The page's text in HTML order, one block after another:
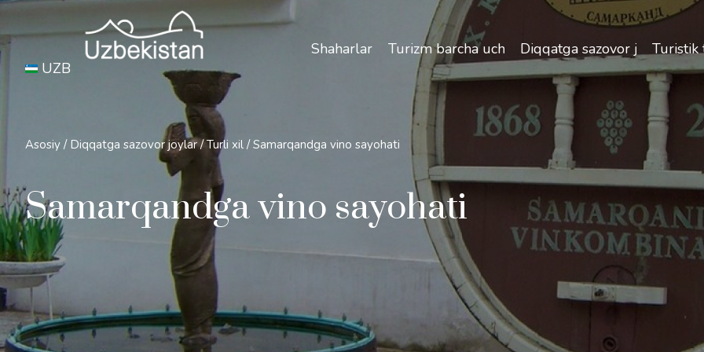
Xavfsizlik va O'zbekiston bo'ylab sayohatlarning o'ziga xos
Shaharlar
Turizm barcha uchunDiqqatga sazovor joylarTuristik
UZB
Asosiy / Diqqatga sazovor joylar / Turli xil / Samarqandga vino sayohati
Samarqandga vino sayohati